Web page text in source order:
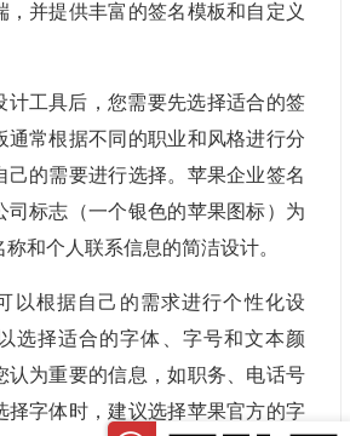
，并提供丰富的签名模板和自定义
计工具后，您需要先选择适合的签
通常根据不同的职业和风格进行分
己的需要进行选择。苹果企业签名
司标志（一个银色的苹果图标）为
和个人联系信息的简洁设计。
以根据自己的需求进行个性化设
选择适合的字体、字号和文本颜
认为重要的信息，如职务、电话号
择字体时，建议选择苹果官方的字